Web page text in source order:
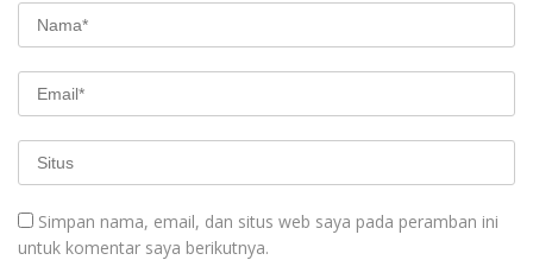
Simpan nama, email, dan situs web saya pada peramban ini
untuk komentar saya berikutnya.